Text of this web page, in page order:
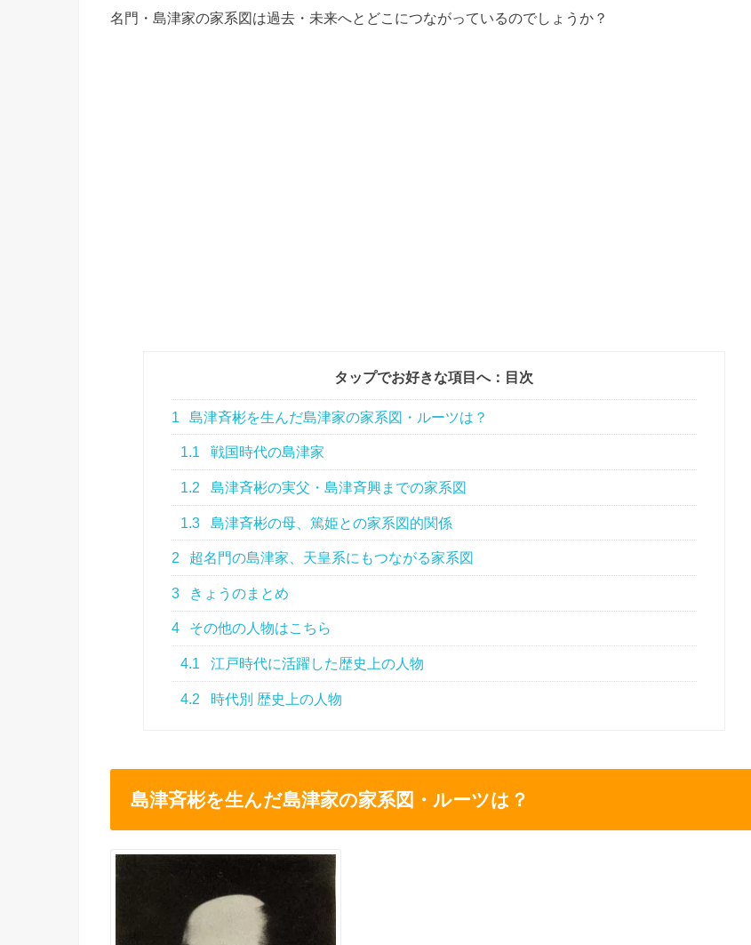
名門・島津家の家系図は過去・未来へとどこにつながっているのでしょうか？
タップでお好きな項目へ：目次
1 島津斉彬を生んだ島津家の家系図・ルーツは？
1.1 戦国時代の島津家
1.2 島津斉彬の実父・島津斉興までの家系図
1.3 島津斉彬の母、篤姫との家系図的関係
2 超名門の島津家、天皇系にもつながる家系図
3 きょうのまとめ
4 その他の人物はこちら
4.1 江戸時代に活躍した歴史上の人物
4.2 時代別 歴史上の人物
島津斉彬を生んだ島津家の家系図・ルーツは？